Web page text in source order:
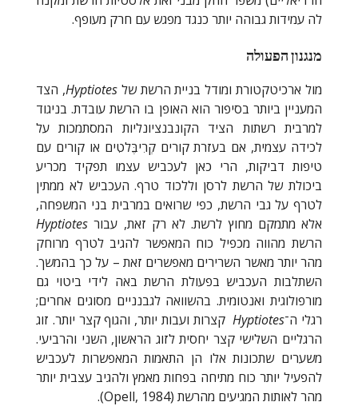
לה עמידות גבוהה יותר כנגד מפגש עם חרק מעופף.
מנגנון הפעולה
מול ארכיטקטורת ומודל בניית הרשת שלHyptiotes, הצד
המעניין ביותר בסיפור הוא האופן בו הרשת עובדת. בניגוד
למרבית רשתות הציד הקונבנציונליות המסתמכות על
לכידה עצמית, אם בעזרת קורים קְרִיבֶּלטִים או קורים עם
טיפות דביקות, הרי כאן לעכביש עצמו תפקיד מכריע
ביכולת של הרשת לרסן וללכוד טרף. העכביש לא ממתין
לטרף על גבי הרשת, כפי שרואים במרבית בני המשפחה,
אלא מתמקם מחוץ לרשת. לא רק זאת, עבור Hyptiotes
הרשת מהווה מכפיל כוח המאפשר להגיב לטרף מרוחק
מהר יותר מאשר השרירים מאפשרים זאת – על כך בהמשך.
השתלבות העכביש בפעולת הרשת באה לידי ביטוי גם
מורפולוגית ואנטומית. בהשוואה לגבנניים מסוגים אחרים;
רגלי ה־Hyptiotes קצרות ועבות יותר, והגוף קצר יותר. זוג
הרגליים השלישי קצר יחסית לזוג הראשון, השני והרביעי.
משערים שתכונות אלו הן התאמות המאפשרות לעכביש
להפעיל יותר כוח מתיחה בפחות מאמץ ולהגיב עצבית יותר
מהר לאותות המגיעים מהרשת (Opell, 1984
).